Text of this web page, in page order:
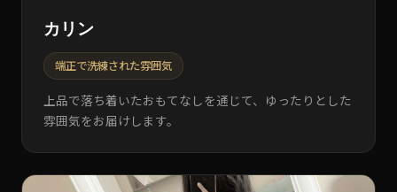
カリン
端正で洗練された雰囲気
上品で落ち着いたおもてなしを通じて、ゆったりとした
雰囲気をお届けします。